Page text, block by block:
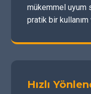
mükemmel uyum
pratik bir kullanım
Hızlı